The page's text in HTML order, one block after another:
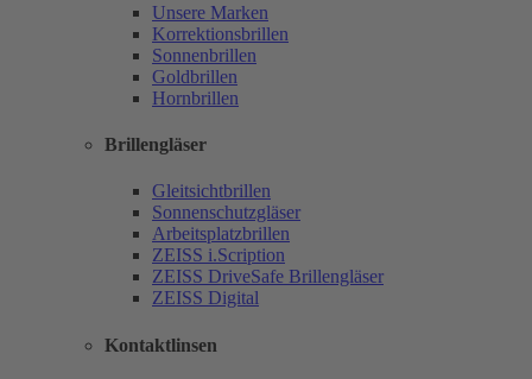
Unsere Marken
Korrektionsbrillen
Sonnenbrillen
Goldbrillen
Hornbrillen
Brillengläser
Gleitsichtbrillen
Sonnenschutzgläser
Arbeitsplatzbrillen
ZEISS i.Scription
ZEISS DriveSafe Brillengläser
ZEISS Digital
Kontaktlinsen